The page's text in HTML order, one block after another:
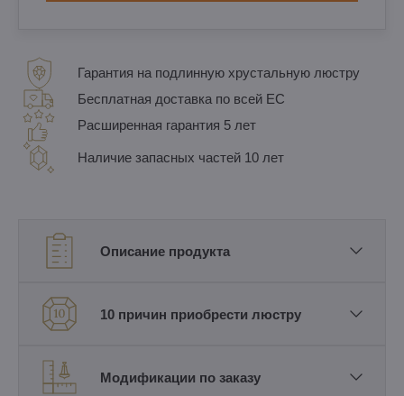
Гарантия на подлинную хрустальную люстру
Бесплатная доставка по всей ЕС
Расширенная гарантия 5 лет
Наличие запасных частей 10 лет
Описание продукта
10 причин приобрести люстру
Модификации по заказу